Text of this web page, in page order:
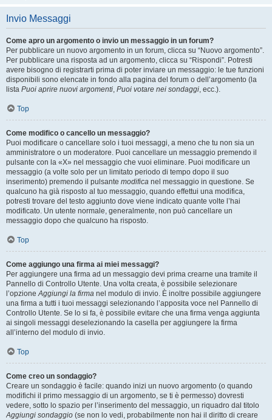
Invio Messaggi
Come apro un argomento o invio un messaggio in un forum?
Per pubblicare un nuovo argomento in un forum, clicca su “Nuovo argomento”.
Per pubblicare una risposta ad un argomento, clicca su “Rispondi”. Potresti
avere bisogno di registrarti prima di poter inviare un messaggio: le tue funzioni
disponibili sono elencate in fondo alla pagina del forum o dell’argomento (la
lista Puoi aprire nuovi argomenti, Puoi votare nei sondaggi, ecc.).
Top
Come modifico o cancello un messaggio?
Puoi modificare o cancellare solo i tuoi messaggi, a meno che tu non sia un
amministratore o un moderatore. Puoi cancellare un messaggio premendo il
pulsante con la «X» nel messaggio che vuoi eliminare. Puoi modificare un
messaggio (a volte solo per un limitato periodo di tempo dopo il suo
inserimento) premendo il pulsante modifica nel messaggio in questione. Se
qualcuno ha già risposto al tuo messaggio, quando effettui una modifica,
potresti trovare del testo aggiunto dove viene indicato quante volte l’hai
modificato. Un utente normale, generalmente, non può cancellare un
messaggio dopo che qualcuno ha risposto.
Top
Come aggiungo una firma ai miei messaggi?
Per aggiungere una firma ad un messaggio devi prima crearne una tramite il
Pannello di Controllo Utente. Una volta creata, è possibile selezionare
l’opzioneAggiungi la firma nel modulo di invio. È inoltre possibile aggiungere
una firma a tutti i tuoi messaggi selezionando l’apposita voce nel Pannello di
Controllo Utente. Se lo si fa, è possibile evitare che una firma venga aggiunta
ai singoli messaggi deselezionando la casella per aggiungere la firma
all’interno del modulo di invio.
Top
Come creo un sondaggio?
Creare un sondaggio è facile: quando inizi un nuovo argomento (o quando
modifichi il primo messaggio di un argomento, se ti è permesso) dovresti
vedere, sotto lo spazio per l’inserimento del messaggio, un riquadro dal titolo
Aggiungi sondaggio (se non lo vedi, probabilmente non hai il diritto di creare